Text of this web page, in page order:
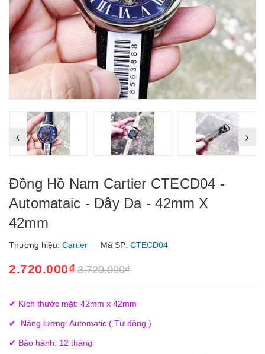
Đồng Hồ Nam Cartier CTECD04 -
Automataic - Dây Da - 42mm X
42mm
Thương hiệu: Cartier Mã SP: CTECD04
2.720.000₫ 3.720.000₫
✔ Kích thước mặt: 42mm x 42mm
✔ Năng lượng: Automatic ( Tự động )
✔ Bảo hành: 12 tháng